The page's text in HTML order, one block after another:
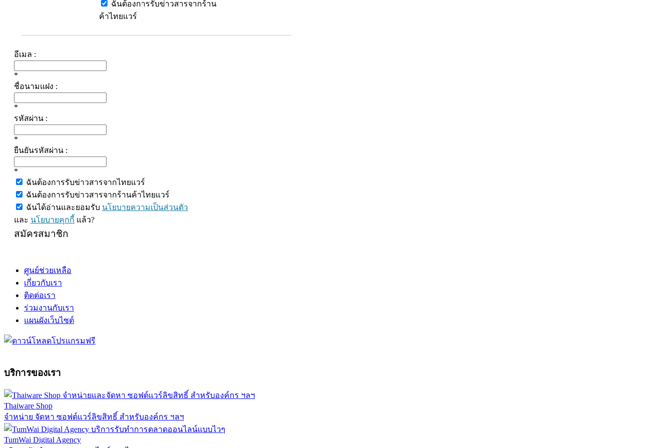
ฉันต้องการรับข่าวสารจากร้าน
ค้าไทยแวร์
อีเมล :
*
ชื่อนามแฝง :
*
รหัสผ่าน :
*
ยืนยันรหัสผ่าน :
*
ฉันต้องการรับข่าวสารจากไทยแวร์
ฉันต้องการรับข่าวสารจากร้านค้าไทยแวร์
ฉันได้อ่านและยอมรับ นโยบายความเป็นส่วนตัว
และ นโยบายคุกกี้ แล้ว?
สมัครสมาชิก
ศูนย์ช่วยเหลือ
เกี่ยวกับเรา
ติดต่อเรา
ร่วมงานกับเรา
แผนผังเว็บไซต์
บริการของเรา
Thaiware Shop
จำหน่าย จัดหา ซอฟต์แวร์ลิขสิทธิ์ สำหรับองค์กร ฯลฯ
TumWai Digital Agency